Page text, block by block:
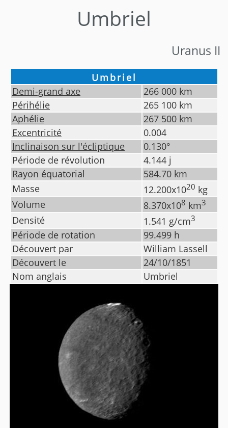
Umbriel
Uranus II
Umbriel
Demi-grand axe
266 000 km
Périhélie
265 100 km
Aphélie
267 500 km
Excentricité
0.004
Inclinaison sur l'écliptique
0.130°
Période de révolution
4.144 j
Rayon équatorial
584.70 km
Masse
12.200x1020 kg
Volume
8.370x108 km3
Densité 1.541 g/cm3
Période de rotation 99.499 h
Découvert par
William Lassell
Découvert le
24/10/1851
Nom anglais
Umbriel